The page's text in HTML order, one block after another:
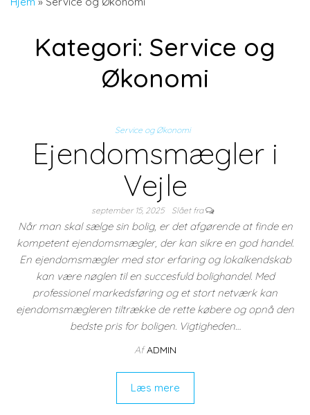
Kategori: Service og
Økonomi
Service og Økonomi
Ejendomsmægler i
Vejle
september 15, 2025 Slået fra
Når man skal sælge sin bolig, er det afgørende at finde en
kompetent ejendomsmægler, der kan sikre en god handel.
En ejendomsmægler med stor erfaring og lokalkendskab
kan være nøglen til en succesfuld bolighandel. Med
professionel markedsføring og et stort netværk kan
ejendomsmægleren tiltrække de rette købere og opnå den
bedste pris for boligen. Vigtigheden…
Af ADMIN
Læs mere